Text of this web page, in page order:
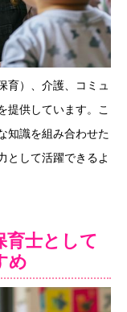
育）、介護、コミュ
提供しています。こ
知識を組み合わせた
として活躍できるよ
育士として
め